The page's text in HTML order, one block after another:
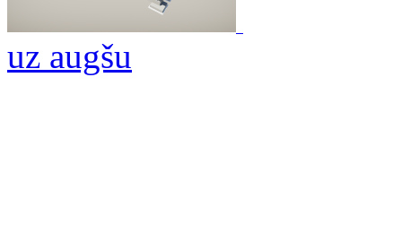
uz augšu